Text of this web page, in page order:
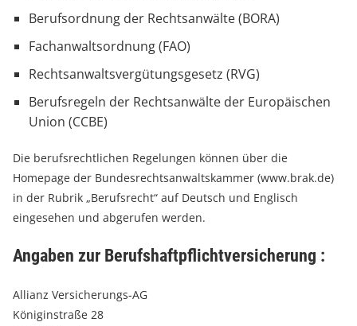
Berufsordnung der Rechtsanwälte (BORA)
Fachanwaltsordnung (FAO)
Rechtsanwaltsvergütungsgesetz (RVG)
Berufsregeln der Rechtsanwälte der Europäischen
Union (CCBE)
Die berufsrechtlichen Regelungen können über die
Homepage der Bundesrechtsanwaltskammer (www.brak.de)
in der Rubrik „Berufsrecht“ auf Deutsch und Englisch
eingesehen und abgerufen werden.
Angaben zur Berufshaftpflichtversicherung :
Allianz Versicherungs-AG
Königinstraße 28